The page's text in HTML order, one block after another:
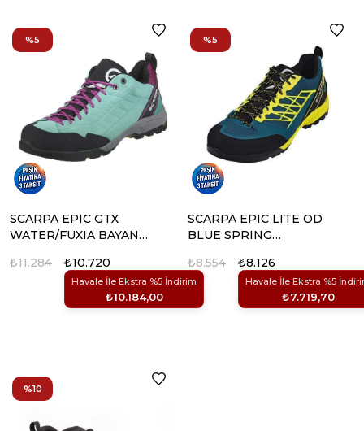
SCARPA EPIC GTX
WATER/FUXIA BAYAN
₺10.720
Havale İle Ekstra %5 İndirim
₺10.184,00
₺11.284
%5
SCARPA EPIC LITE OD
BLUE SPRING
₺8.126
Havale İle Ekstra %5
₺7.719,70
₺8.554
%5
%10